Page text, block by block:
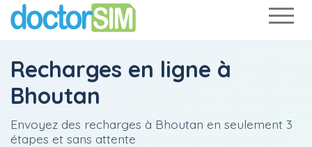
Recharges en ligne à
Bhoutan
Envoyez des recharges à Bhoutan en seulement 3
étapes et sans attente